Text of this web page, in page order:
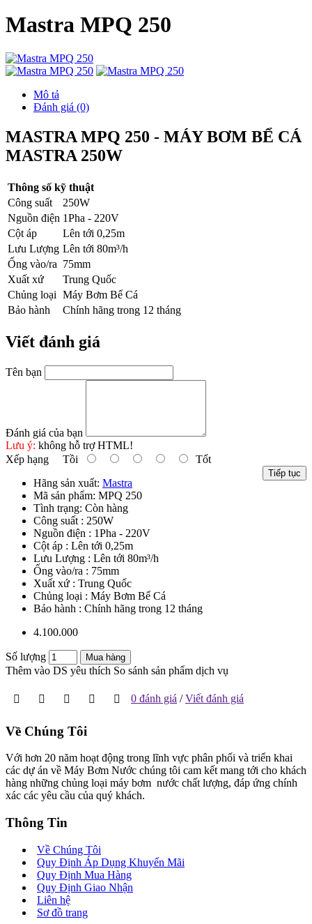
Mastra MPQ 250
Mô tả
Đánh giá (0)
MASTRA MPQ 250 - MÁY BƠM BỂ CÁ
MASTRA 250W
Thông số kỹ thuật
Công suất
250W
Nguồn điện 1Pha - 220V
Cột áp
Lên tới 0,25m
Lưu Lượng Lên tới 80m³/h
Ống vào/ra 75mm
Xuất xứ
Trung Quốc
Chủng loại Máy Bơm Bể Cá
Bảo hành
Chính hãng trong 12 tháng
Viết đánh giá
Tên bạn
Đánh giá của bạn
Lưu ý: không hỗ trợ HTML!
Xếp hạng Tồi Tốt
Tiếp tục
Hãng sản xuất: Mastra
Mã sản phẩm: MPQ 250
Tình trạng: Còn hàng
Công suất : 250W
Nguồn điện : 1Pha - 220V
Cột áp : Lên tới 0,25m
Lưu Lượng : Lên tới 80m³/h
Ống vào/ra : 75mm
Xuất xứ : Trung Quốc
Chủng loại : Máy Bơm Bể Cá
Bảo hành : Chính hãng trong 12 tháng
4.100.000
Số lượng Mua hàng
Thêm vào DS yêu thích So sánh sản phẩm dịch vụ
0 đánh giá /Viết đánh giá
Về Chúng Tôi
Với hơn 20 năm hoạt động trong lĩnh vực phân phối và triển khai
các dự án về Máy Bơm Nước chúng tôi cam kết mang tới cho khách
hàng những chủng loại máy bơm nước chất lượng, đáp ứng chính
xác các yêu cầu của quý khách.
Thông Tin
Về Chúng Tôi
Quy Định Áp Dụng Khuyến Mãi
Quy Định Mua Hàng
Quy Định Giao Nhận
Liên hệ
Sơ đồ trang